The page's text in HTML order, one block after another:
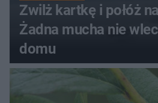
Zwilż kartkę i połóż
Żadna mucha nie
domu